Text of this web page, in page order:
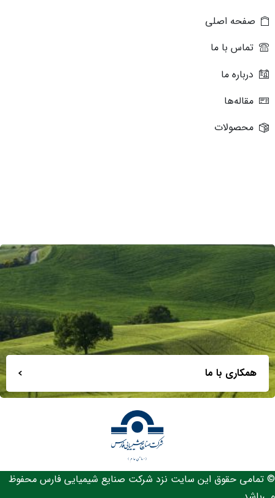
صفحه اصلی
تماس با ما
درباره ما
مقاله‌ها
محصولات
همکاری با ما
© تمامی حقوق این سایت نزد شرکت صنایع شیمیایی فارس محفوظ